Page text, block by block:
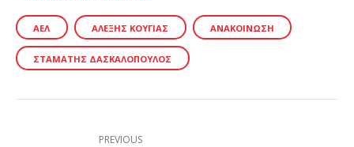
ΑΕΛ ΑΛΈΞΗΣ ΚΟΎΓΙΑΣ ΑΝΑΚΟΊΝΩΣΗ
ΣΤΑΜΆΤΗΣ ΔΑΣΚΑΛΌΠΟΥΛΟΣ
PREVIOUS